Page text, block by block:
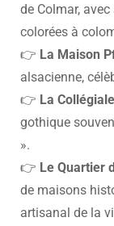
de Colmar,
colorées à
👉 La Maison
alsacienne,
👉 La
gothique
».
👉 Le Quartier
de maisons
artisanal de la